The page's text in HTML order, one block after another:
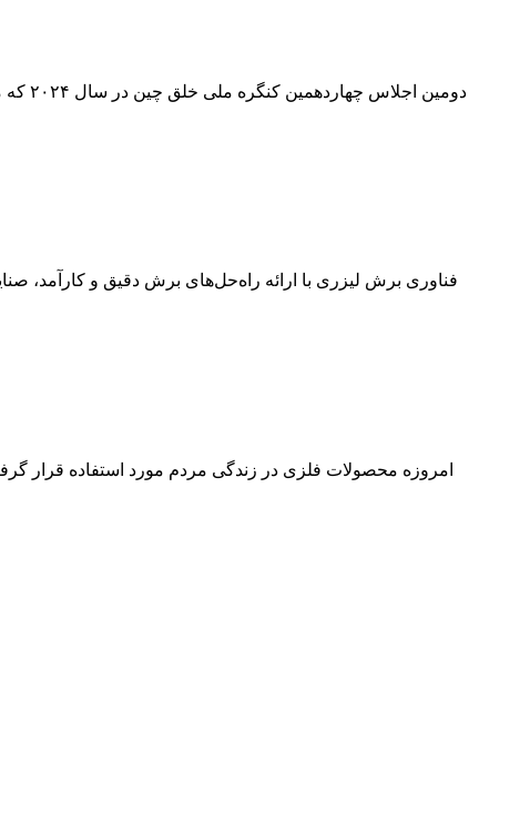
فناوری برش لیزری با ارائه راه‌حل‌های برش دقیق و کارآمد،
امروزه محصولات فلزی در زندگی مردم مورد استفاده قرار